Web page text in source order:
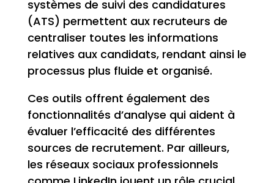
systèmes de suivi des candidatures
(ATS) permettent aux recruteurs de
centraliser toutes les informations
relatives aux candidats, rendant ainsi le
processus plus fluide et organisé.
Ces outils offrent également des
fonctionnalités d’analyse qui aident à
évaluer l’efficacité des différentes
sources de recrutement. Par ailleurs,
les réseaux sociaux professionnels